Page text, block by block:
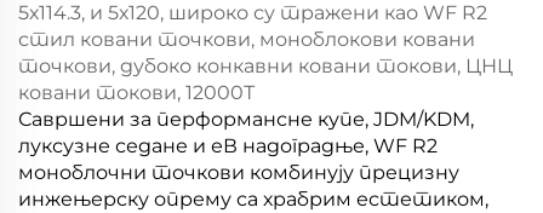
5х114.3, и 5х120, широко су тражени као WF R2
стил ковани точкови, моноблокови ковани
точкови, дубоко конкавни ковани токови, ЦНЦ
ковани токови, 12000Т
Савршени за перформансне купе, JDM/KDM,
луксузне седане и еВ надоградње, WF R2
моноблочни точкови комбинују прецизну
инжењерску опрему са храбрим естетиком,